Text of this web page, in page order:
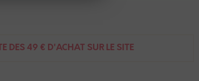
DÈS 49 € D'ACHAT SUR LE SITE